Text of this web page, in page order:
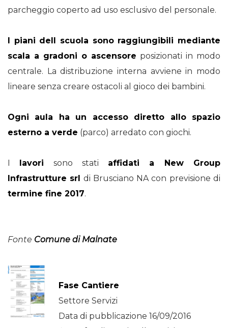
parcheggio coperto ad uso esclusivo del personale.
I piani dell scuola sono raggiungibili mediante
scala a gradoni o ascensore posizionati in modo
centrale. La distribuzione interna avviene in modo
lineare senza creare ostacoli al gioco dei bambini.
Ogni aula ha un accesso diretto allo spazio
esterno a verde (parco) arredato con giochi.
I lavori sono stati affidati a New Group
Infrastrutture srl di Brusciano NA con previsione di
termine fine 2017.
Fonte Comune di Malnate
Fase Cantiere
Settore Servizi
Data di pubblicazione 16/09/2016